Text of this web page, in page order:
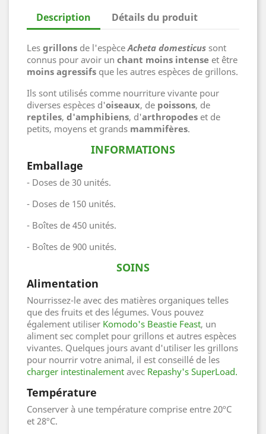
Description Détails du produit
Les grillons de l'espèceAcheta domesticus sont
connus pour avoir un chant moins intense et être
moins agressifs que les autres espèces de grillons.
Ils sont utilisés comme nourriture vivante pour
diverses espèces d'oiseaux, de poissons, de
reptiles, d'amphibiens, d'arthropodes et de
petits, moyens et grands mammifères.
INFORMATIONS
Emballage
- Doses de 30 unités.
- Doses de 150 unités.
- Boîtes de 450 unités.
- Boîtes de 900 unités.
SOINS
Alimentation
Nourrissez-le avec des matières organiques telles
que des fruits et des légumes. Vous pouvez
également utiliser Komodo's Beastie Feast, un
aliment sec complet pour grillons et autres espèces
vivantes. Quelques jours avant d'utiliser les grillons
pour nourrir votre animal, il est conseillé de les
charger intestinalement avec Repashy's SuperLoad.
Température
Conserver à une température comprise entre 20ºC
et 28ºC.